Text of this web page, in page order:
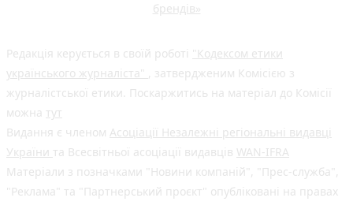
брендів»
Редакція керується в своїй роботі "Кодексом етики
українського журналіста" , затвердженим Комісією з
журналістської етики. Поскаржитись на матеріал до Комісії
можна тут
Видання є членом Асоціації Незалежні регіональні видавці
України та Всесвітньої асоціації видавців WAN-IFRA
Матеріали з позначками "Новини компаній", "Прес-служба",
"Реклама" та "Партнерський проєкт" опубліковані на правах